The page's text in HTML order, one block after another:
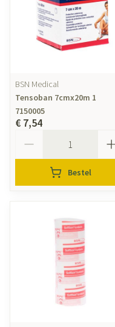
BSN Medical
Tensoban 7cmx20m 1
7150005
€ 7,54
Bestel